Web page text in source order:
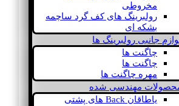
مخروطی
رولبرینگ های کف گرد ساچمه
بشکه ای
جانبی رولبرینگ ها
چاگنت ها
چاگنت ها
مهره چاگنت ها
مهندسی شده
یاطاقان Back های پشتی